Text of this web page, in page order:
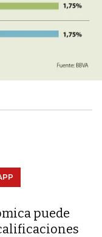
puede